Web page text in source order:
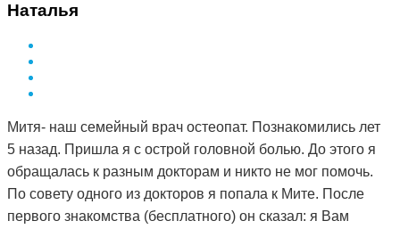
Наталья
Митя- наш семейный врач остеопат. Познакомились лет
5 назад. Пришла я с острой головной болью. До этого я
обращалась к разным докторам и никто не мог помочь.
По совету одного из докторов я попала к Мите. После
первого знакомства (бесплатного) он сказал: я Вам